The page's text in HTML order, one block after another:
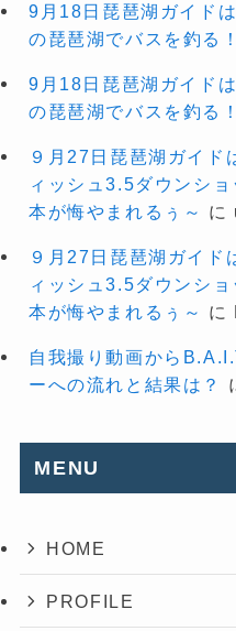
9月18日琵琶湖ガイド
の琵琶湖でバスを釣る！
9月18日琵琶湖ガイド
の琵琶湖でバスを釣る！
９月27日琵琶湖ガイド
ィッシュ3.5ダウンシ
本が悔やまれるぅ～
に
９月27日琵琶湖ガイド
ィッシュ3.5ダウンシ
本が悔やまれるぅ～
に
自我撮り動画から
ーへの流れと結果は？
MENU
HOME
PROFILE